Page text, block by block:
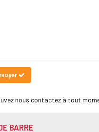
nous contactez à tout
BARRE